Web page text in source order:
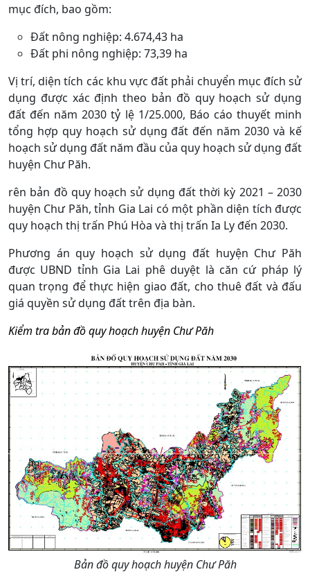
mục đích, bao gồm:
Đất nông nghiệp: 4.674,43 ha
Đất phi nông nghiệp: 73,39 ha
Vị trí, diện tích các khu vực đất phải chuyển mục đích sử
dụng được xác định theo bản đồ quy hoạch sử dụng
đất đến năm 2030 tỷ lệ 1/25.000, Báo cáo thuyết minh
tổng hợp quy hoạch sử dụng đất đến năm 2030 và kế
hoạch sử dụng đất năm đầu của quy hoạch sử dụng đất
huyện Chư Păh.
rên bản đồ quy hoạch sử dụng đất thời kỳ 2021 – 2030
huyện Chư Păh, tỉnh Gia Lai có một phần diện tích được
quy hoạch thị trấn Phú Hòa và thị trấn Ia Ly đến 2030.
Phương án quy hoạch sử dụng đất huyện Chư Păh
được UBND tỉnh Gia Lai phê duyệt là căn cứ pháp lý
quan trọng để thực hiện giao đất, cho thuê đất và đấu
giá quyền sử dụng đất trên địa bàn.
Kiểm tra bản đồ quy hoạch huyện ChưPăh
Bản đồ quy hoạch huyện Chư Păh